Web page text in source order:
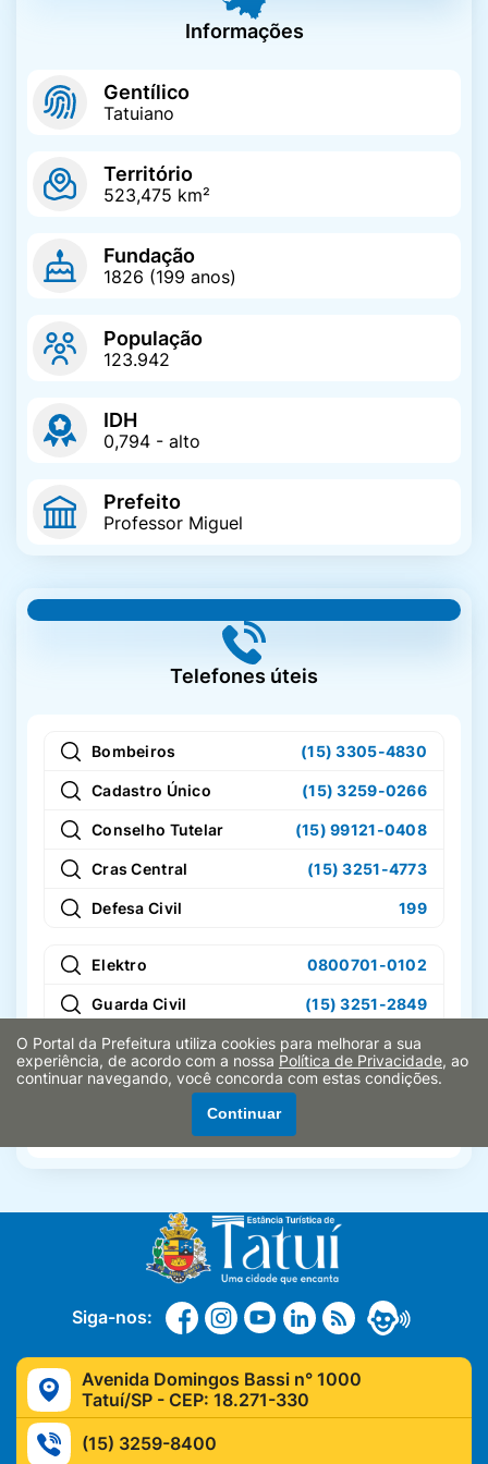
Transporte
Universitário
Vagas de Emprego
Vagas em Creche
Informações
Gentílico
Tatuiano
Território
523,475 km²
Fundação
1826 (199 anos)
População
123.942
IDH
0,794 - alto
Prefeito
Professor Miguel
Telefones úteis
Bombeiros (15) 3305-4830
Cadastro Único (15) 3259-0266
Conselho Tutelar (15) 99121-0408
Cras Central (15) 3251-4773
Defesa Civil 199
Elektro 0800701-0102
Guarda Civil (15) 3251-2849
SABESP 195
SAMU 192
Siga-nos:
Avenida Domingos Bassi n° 1000
Tatuí/SP - CEP: 18.271-330
(15) 3259-8400
O Portal da Prefeitura utiliza cookies para melhorar a sua
experiência, de acordo com a nossa Política de Privacidade, ao
continuar navegando, você concorda com estas condições.
Continuar